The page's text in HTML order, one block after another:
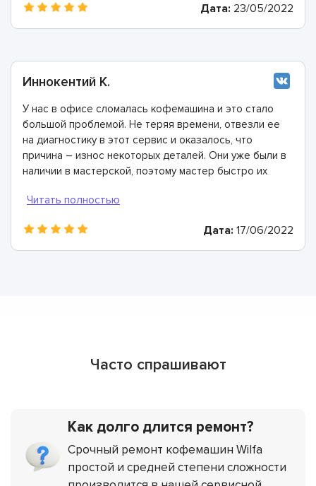
Дата: 23/05/2022
Иннокентий К.
У нас в офисе сломалась кофемашина и это стало
большой проблемой. Не теряя времени, отвезли ее
на диагностику в этот сервис и оказалось, что
причина – износ некоторых деталей. Они уже были в
наличии в мастерской, поэтому мастер быстро их
Дата: 17/06/2022
Часто спрашивают
Как долго длится ремонт?
Срочный ремонт кофемашин Wilfa
простой и средней степени сложности